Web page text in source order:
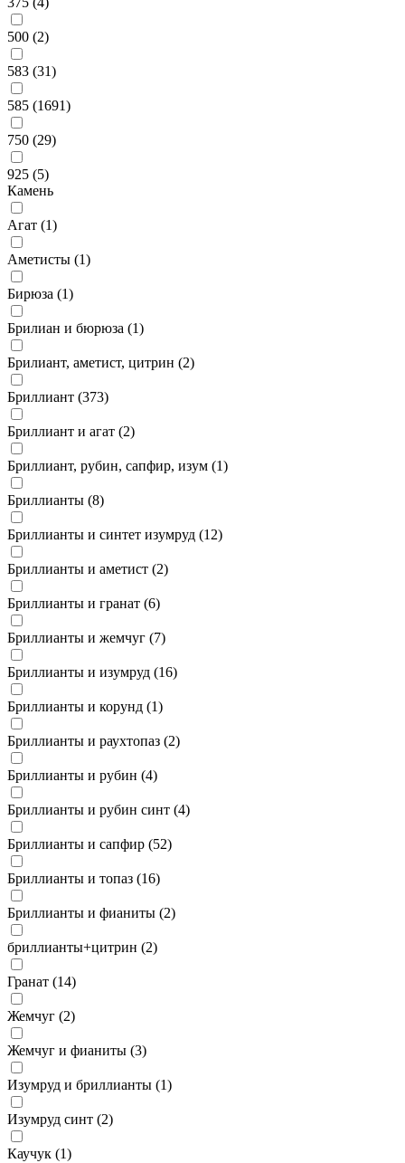
500 (2)
583 (31)
585 (1691)
750 (29)
925 (5)
Камень
Агат (1)
Аметисты (1)
Бирюза (1)
Брилиан и бюрюза (1)
Брилиант, аметист, цитрин (2)
Бриллиант (373)
Бриллиант и агат (2)
Бриллиант, рубин, сапфир, изум (1)
Бриллианты (8)
Бриллианты и синтет изумруд (12)
Бриллианты и аметист (2)
Бриллианты и гранат (6)
Бриллианты и жемчуг (7)
Бриллианты и изумруд (16)
Бриллианты и корунд (1)
Бриллианты и раухтопаз (2)
Бриллианты и рубин (4)
Бриллианты и рубин синт (4)
Бриллианты и сапфир (52)
Бриллианты и топаз (16)
Бриллианты и фианиты (2)
бриллианты+цитрин (2)
Гранат (14)
Жемчуг (2)
Жемчуг и фианиты (3)
Изумруд и бриллианты (1)
Изумруд синт (2)
Каучук (1)